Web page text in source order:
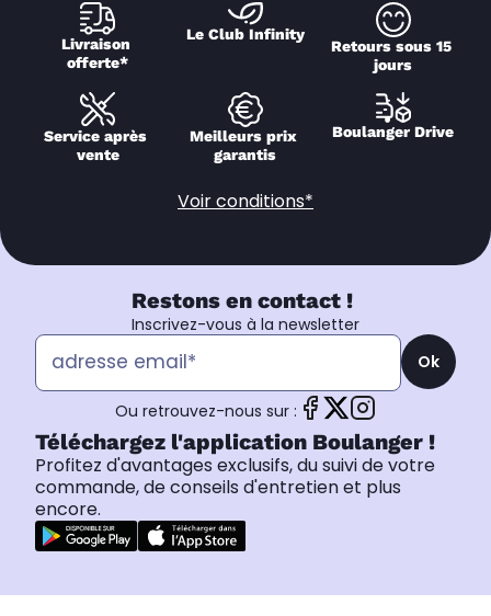
Livraison
offerte*
Le Club Infinity
Retours sous 15
jours
Service après
vente
Meilleurs prix
garantis
Boulanger Drive
Voir conditions*
Restons en contact !
Inscrivez-vous à la newsletter
Ok
Ou retrouvez-nous sur :
Téléchargez l'application Boulanger !
Profitez d'avantages exclusifs, du suivi de votre
commande, de conseils d'entretien et plus
encore.